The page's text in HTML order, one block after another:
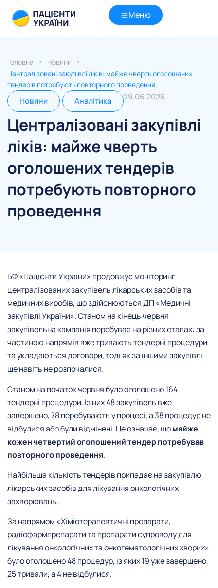
Меню
Головна
Новини
Централізовані закупівлі ліків: майже чверть оголошених
тендерів потребують повторного проведення
Новини Аналітика 29.06.2026
Централізовані закупівлі
ліків: майже чверть
оголошених тендерів
потребують повторного
проведення
БФ «Пацієнти України» продовжує моніторинг
централізованих закупівель лікарських засобів та
медичних виробів, що здійснюються ДП «Медичні
закупівлі України». Станом на кінець червня
закупівельна кампанія перебуває на різних етапах: за
частиною напрямів вже тривають тендерні процедури
та укладаються договори, тоді як за іншими закупівлі
ще навіть не розпочалися.
Станом на початок червня було оголошено 164
тендерні процедури. Із них 48 закупівель вже
завершено, 78 перебувають у процесі, а 38 процедур не
відбулися або були відмінені. Це означає, щомайже
кожен четвертий оголошений тендер потребував
повторного проведення.
Найбільша кількість тендерів припадає на закупівлю
лікарських засобів для лікування онкологічних
захворювань.
За напрямом «Хіміотерапевтичні препарати,
радіофармпрепарати та препарати супроводу для
лікування онкологічних та онкогематологічних хворих»
було оголошено 48 процедур, із яких 19 уже завершено,
25 тривали, а 4 не відбулися.